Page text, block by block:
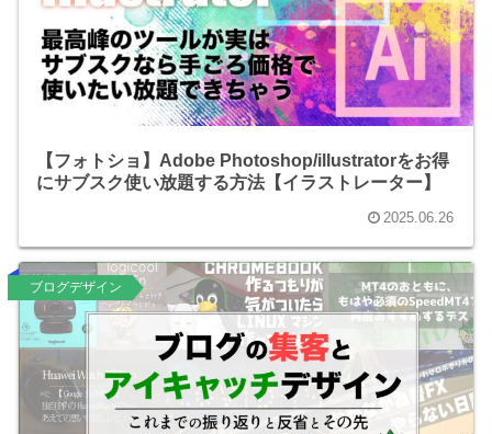
【フォトショ】Adobe Photoshop/illustratorをお得
にサブスク使い放題する方法【イラストレーター】
2025.06.26
ブログデザイン